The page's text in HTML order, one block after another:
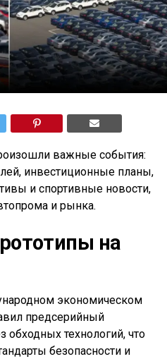
важные события:
инвестиционные планы,
и спортивные новости,
и рынка.
на
экономическом
предсерийный
обходных технологий, что
безопасности и